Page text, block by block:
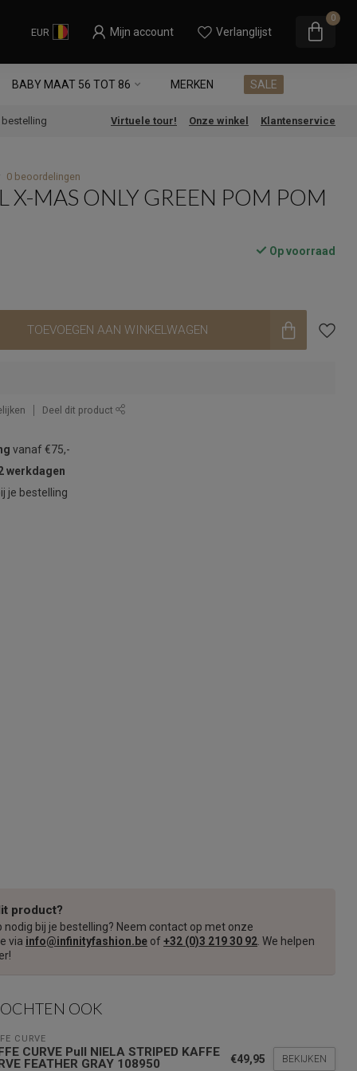
EUR Mijn account Verlanglijst
0
BABY MAAT 56 TOT 86 MERKEN SALE
bestelling Virtuele tour! Onze winkel Klantenservice
0 beoordelingen
X-MAS ONLY GREEN POM POM
Op voorraad
TOEVOEGEN AAN WINKELWAGEN
Deel dit product
vanaf €75,-
werkdagen
je bestelling
product?
nodig bij je bestelling? Neem contact op met onze
via info@infinityfashion.be of+32 (0)3 219 30 92 . We helpen
OOK
CURVE
CURVE Pull NIELA STRIPED KAFFE
FEATHER GRAY 108950
€49,95 BEKIJKEN